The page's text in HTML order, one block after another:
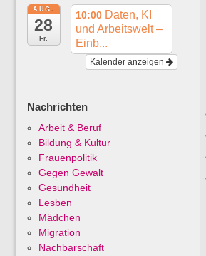
AUG.
28
Fr.
10:00 Daten, KI
und Arbeitswelt –
Einb...
Kalender anzeigen
Nachrichten
Arbeit & Beruf
Bildung & Kultur
Frauenpolitik
Gegen Gewalt
Gesundheit
Lesben
Mädchen
Migration
Nachbarschaft